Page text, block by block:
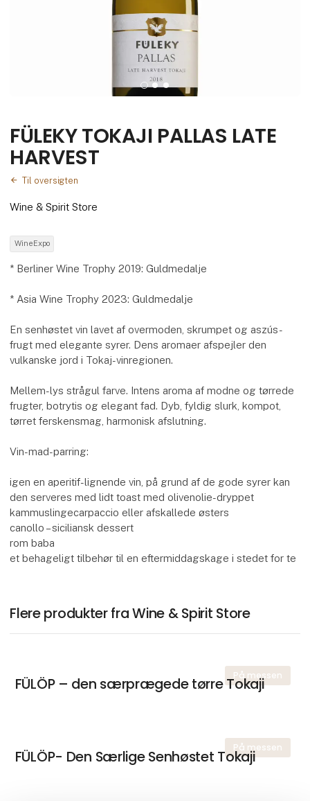
FÜLEKY TOKAJI PALLAS LATE
HARVEST
Til oversigten
Wine & Spirit Store
WineExpo
* Berliner Wine Trophy 2019: Guldmedalje
* Asia Wine Trophy 2023: Guldmedalje
En senhøstet vin lavet af overmoden, skrumpet og aszús-
frugt med elegante syrer. Dens aromaer afspejler den
vulkanske jord i Tokaj-vinregionen.
Mellem-lys strågul farve. Intens aroma af modne og tørrede
frugter, botrytis og elegant fad. Dyb, fyldig slurk, kompot,
tørret ferskensmag, harmonisk afslutning.
Vin-mad-parring:
igen en aperitif-lignende vin, på grund af de gode syrer kan
den serveres med lidt toast med olivenolie-dryppet
kammuslingecarpaccio eller afskallede østers
canollo – siciliansk dessert
rom baba
et behageligt tilbehør til en eftermiddagskage i stedet for te
Flere produkter fra Wine & Spirit Store
På messen
FÜLÖP – den særprægede tørre Tokaji
På messen
FÜLÖP- Den Særlige Senhøstet Tokaji